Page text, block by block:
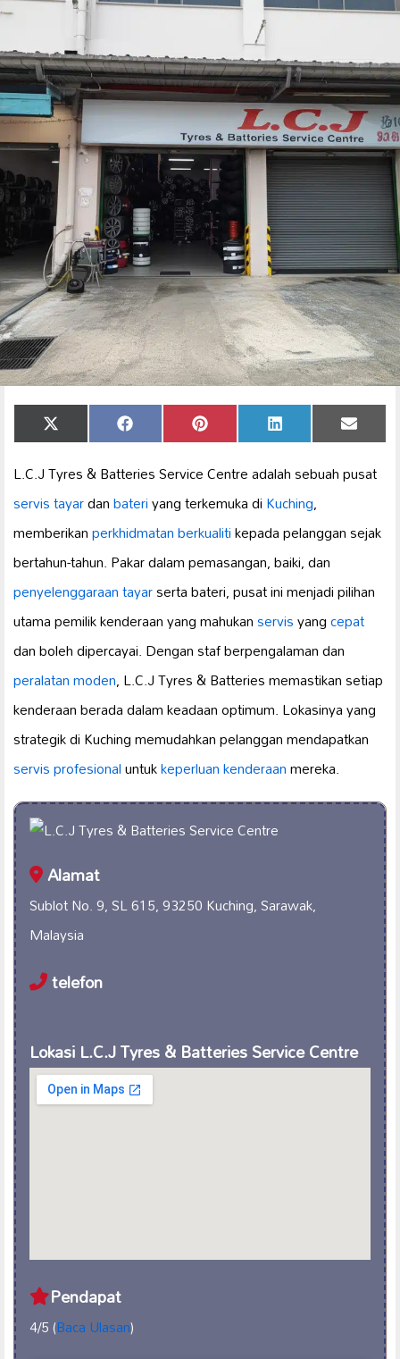
Share
on
X
(Twitter)
Share
on
Facebook Share
on
Pinterest Share
on
LinkedIn Share
on
Email
L.C.J Tyres & Batteries Service Centre adalah sebuah pusat
servis tayardanbateriyang terkemuka diKuching,
memberikanperkhidmatan berkualitikepada pelanggan sejak
bertahun-tahun. Pakar dalam pemasangan, baiki, dan
penyelenggaraan tayarserta bateri, pusat ini menjadi pilihan
utama pemilik kenderaan yang mahukanservisyangcepat
dan boleh dipercayai. Dengan staf berpengalaman dan
peralatan moden, L.C.J Tyres & Batteries memastikan setiap
kenderaan berada dalam keadaan optimum. Lokasinya yang
strategik di Kuching memudahkan pelanggan mendapatkan
servis profesionaluntukkeperluan kenderaanmereka.
Alamat
Sublot No. 9, SL 615, 93250 Kuching, Sarawak,
Malaysia
telefon
Lokasi L.C.J Tyres & Batteries Service Centre
Pendapat
4/5 (Baca Ulasan)